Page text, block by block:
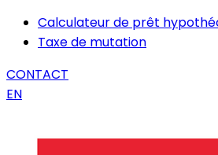
Calculateur de prêt
Taxe de mutation
CONTACT
EN